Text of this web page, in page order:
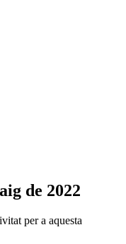
de 2022
per a aquesta